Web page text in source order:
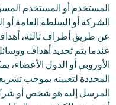
المستخدم أو المستخدم
الشركة أو السلطة العامة أو
عن طريق أطراف ثالثة،
عندما يتم تحديد أهداف
الأوروبي أو الدول الأعضاء،
المحددة لتعيينه بموجب
المرسل إليه هو شخص أو